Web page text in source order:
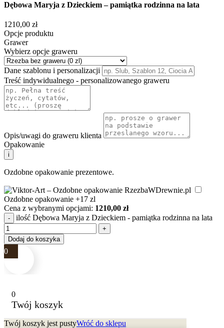
Dębowa Maryja z Dzieckiem – pamiątka rodzinna na lata
1210,00 zł
Opcje produktu
Grawer
Wybierz opcje graweru
Dane szablonu i personalizacji
Treść indywidualnego - personalizowanego graweru
Opis/uwagi do graweru klienta
Opakowanie
i
Ozdobne opakowanie prezentowe.
Ozdobne opakowanie +17 zl
Cena z wybranymi opcjami: 1210,00 zł
ilość Dębowa Maryja z Dzieckiem - pamiątka rodzinna na lata
Dodaj do koszyka
0
0
Twój koszyk
Twój koszyk jest pustyWróć do sklepu